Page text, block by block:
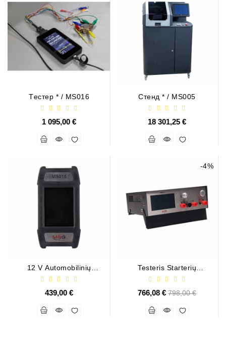
Генератора
Подшипники
Регуляторы
Двигатели
Заклепки
Стенды
Generatorių
Remontas
Starterių
Remontas
Tестер * / MS016
1 095,00 €
Стенд * / MS005
18 301,25 €
12 V Automobilinių
Generatorių Bandymo
Adapteris * / MS015 COM
439,00 €
-4%
Testeris Starterių
Elektromagnetams * / MS031
766,08 € Базовая
798,00 €